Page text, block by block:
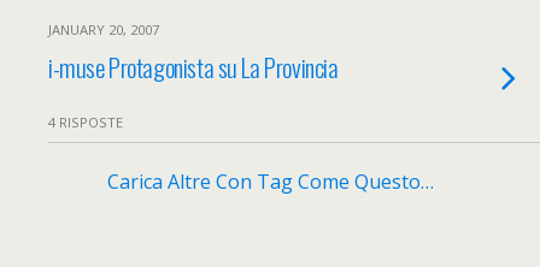
JANUARY 20, 2007
i-muse Protagonista su La Provincia
4 RISPOSTE
Carica Altre Con Tag Come Questo…